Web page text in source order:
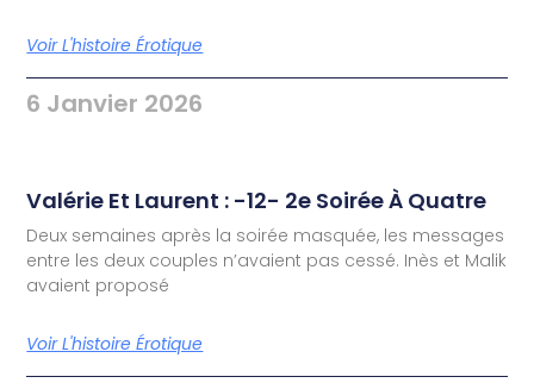
Voir L'histoire Érotique
6 Janvier 2026
Valérie Et Laurent : -12- 2e Soirée À Quatre
Deux semaines après la soirée masquée, les messages
entre les deux couples n’avaient pas cessé. Inès et Malik
avaient proposé
Voir L'histoire Érotique